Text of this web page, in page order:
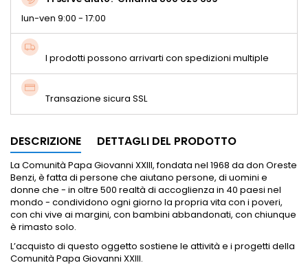
lun-ven 9:00 - 17:00
I prodotti possono arrivarti con spedizioni multiple
Transazione sicura SSL
DESCRIZIONE DETTAGLI DEL PRODOTTO
La Comunità Papa Giovanni XXIII, fondata nel 1968 da don Oreste
Benzi, è fatta di persone che aiutano persone, di uomini e
donne che - in oltre 500 realtà di accoglienza in 40 paesi nel
mondo - condividono ogni giorno la propria vita con i poveri,
con chi vive ai margini, con bambini abbandonati, con chiunque
è rimasto solo.
L’acquisto di questo oggetto sostiene le attività e i progetti della
Comunità Papa Giovanni XXIII.